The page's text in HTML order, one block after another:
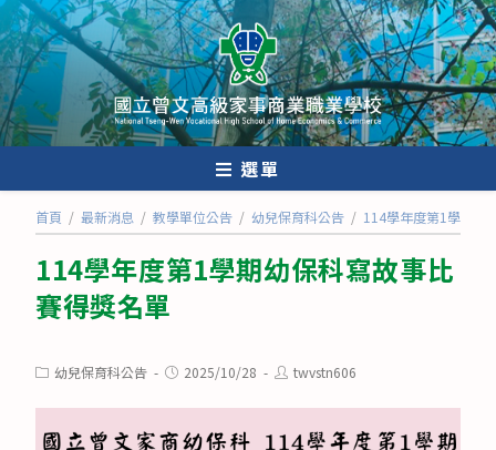
跳
轉
至
主
要
內
選單
首頁 / 最新消息 / 教學單位公告 / 幼兒保育科公告 / 114學年度第1學期幼
114學年度第1學期幼保科寫故事比
賽得獎名單
Post幼兒保育科公告
Post2025/10/28
Posttwvstn606